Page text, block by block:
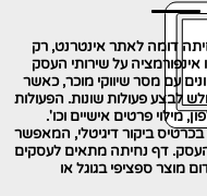
דומה לאתר אינטרנט, רק
על שירותי העסק
עם מסר שיווקי מוכר, כאשר
לבצע פעולות שונות. הפעולות
מילוי פרטים אישיים וכו'.
ביקור דיגיטלי, המאפשר
דף נחיתה מתאים לעסקים
מוצר ספציפי בגוגל או